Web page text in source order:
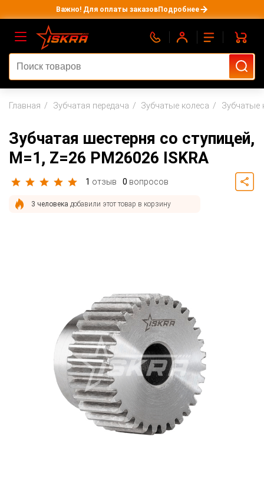
Важно! Для оплаты заказовПодробнее
Главная Зубчатая передача Зубчатые колеса Зубчатые
Зубчатая шестерня со ступицей,
M=1, Z=26 PM26026 ISKRA
1 отзыв 0 вопросов
3 человека добавили этот товар в корзину